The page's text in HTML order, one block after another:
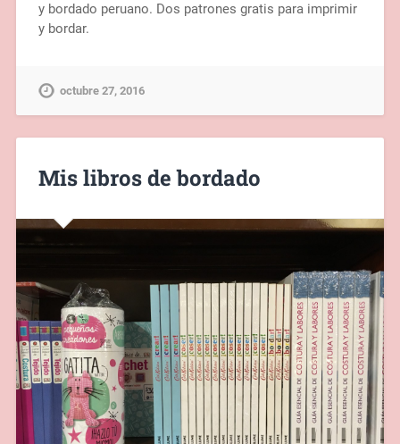
y bordado peruano. Dos patrones gratis para imprimir
y bordar.
octubre 27, 2016
Mis libros de bordado